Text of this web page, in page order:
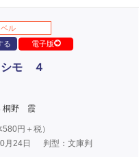
ル
る
電子版
シモ ４
桐野 霞
580円＋税）
月24日
判型：文庫判